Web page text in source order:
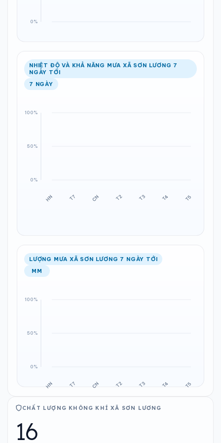
NHIỆT ĐỘ VÀ KHẢ NĂNG MƯA XÃ SƠN LƯƠNG 7
NGÀY TỚI
7 NGÀY
LƯỢNG MƯA XÃ SƠN LƯƠNG 7 NGÀY TỚI
MM
CHẤT LƯỢNG KHÔNG KHÍ XÃ SƠN LƯƠNG
16